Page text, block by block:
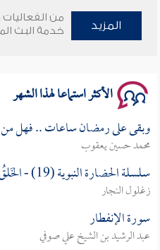
وأمنهم من خوف 9
المزيد
من
خدمة البث
الأكثر استماعا لهذا الشهر
وبقى على رمضان ساعات .. فهل من
محمد حسين يعقوب
سلسلة الحضارة النبوية (19) - الخَلقُ من الرزق
زغلول النجار
سورة الإنفطار
عبد الرشيد بن الشيخ علي صوفي